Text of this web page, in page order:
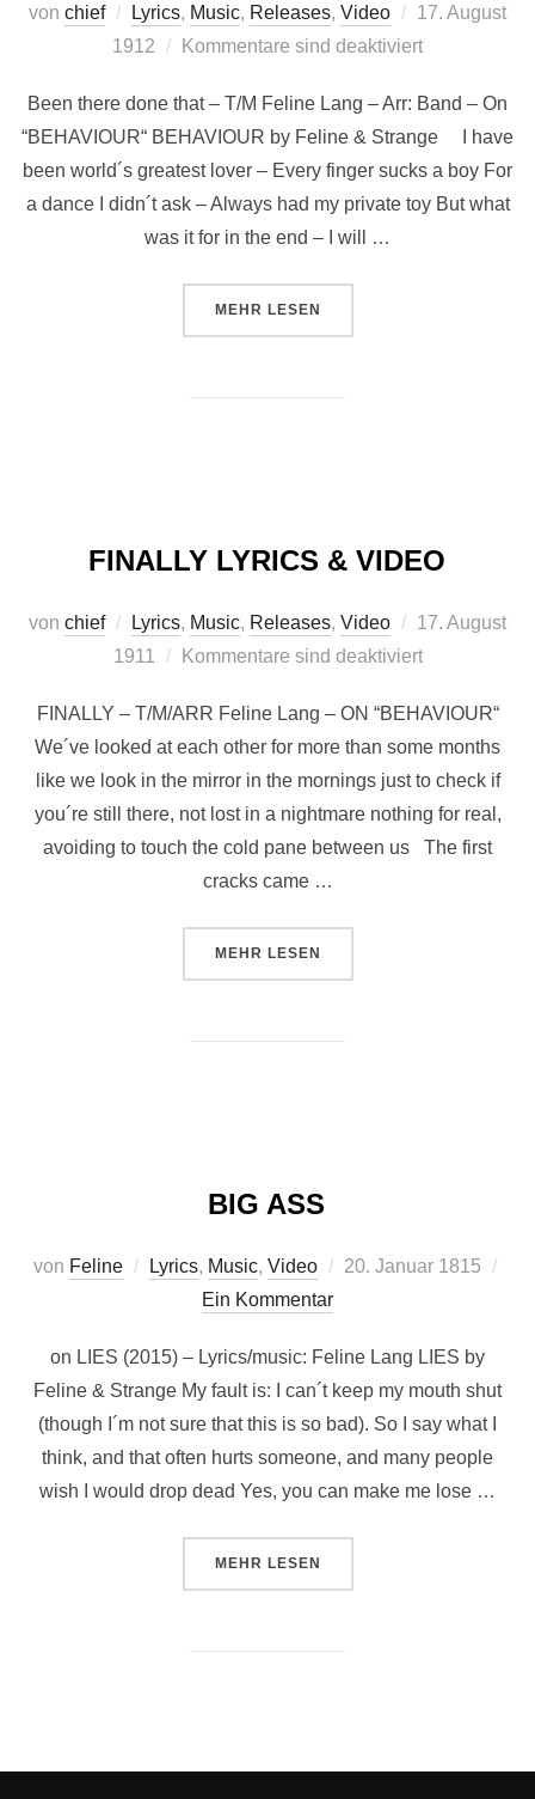
von chief Lyrics, Music, Releases, Video
Veröffentlicht
am
17. August
1912
Kommentare sind deaktiviert
Been there done that – T/M Feline Lang – Arr: Band – On
“BEHAVIOUR“ BEHAVIOUR by Feline & Strange I have
been world´s greatest lover – Every finger sucks a boy For
a dance I didn´t ask – Always had my private toy But what
was it for in the end – I will …
MEHR ÜBER “BEEN THERE DONE THAT
LESEN
FINALLY LYRICS & VIDEO
von chief Lyrics, Music, Releases, Video
Veröffentlicht
am
17. August
1911
Kommentare sind deaktiviert
FINALLY – T/M/ARR Feline Lang – ON “BEHAVIOUR“
We´ve looked at each other for more than some months
like we look in the mirror in the mornings just to check if
you´re still there, not lost in a nightmare nothing for real,
avoiding to touch the cold pane between us The first
cracks came …
MEHR ÜBER “FINALLY LYRICS & VIDEO”
LESEN
BIG ASS
von Feline Lyrics, Music, Video
Veröffentlicht
20. Januar 1815
Ein Kommentar
on LIES (2015) – Lyrics/music: Feline Lang LIES by
Feline & Strange My fault is: I can´t keep my mouth shut
(though I´m not sure that this is so bad). So I say what I
think, and that often hurts someone, and many people
wish I would drop dead Yes, you can make me lose …
MEHR ÜBER “BIG ASS”
LESEN